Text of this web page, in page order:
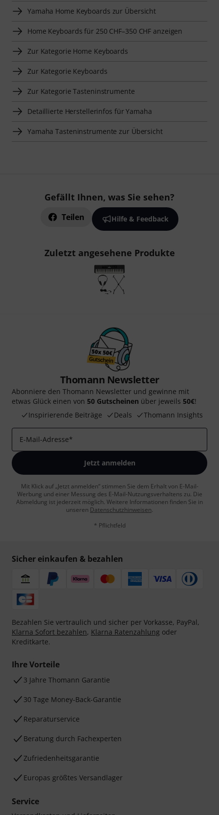
Yamaha Home Keyboards zur Übersicht
Home Keyboards für 250 CHF–350 CHF anzeigen
Zur Kategorie Home Keyboards
Zur Kategorie Keyboards
Zur Kategorie Tasteninstrumente
Detaillierte Herstellerinfos für Yamaha
Yamaha Tasteninstrumente zur Übersicht
Gefällt Ihnen, was Sie sehen?
Teilen Hilfe & Feedback
Zuletzt angesehene Produkte
Thomann Newsletter
Abonniere den Thomann Newsletter und gewinne mit
etwas Glück einen von 50 Gutscheinen über jeweils 50€!
Inspirierende Beiträge
Deals Thomann Insights
E-Mail-Adresse*
Jetzt anmelden
Mit Klick auf „Jetzt anmelden“ stimmen Sie dem Erhalt von E-Mail-
Werbung und einer Messung des E-Mail-Nutzungsverhaltens zu. Die
Abmeldung ist jederzeit möglich. Weitere Informationen finden Sie in
unseren Datenschutzhinweisen.
* Pflichtfeld
Sicher einkaufen & bezahlen
Bezahlen Sie vertraulich und sicher per Vorkasse, PayPal,
Klarna Sofort bezahlen, Klarna Ratenzahlung oder
Kreditkarte.
Ihre Vorteile
3 Jahre Thomann Garantie
30 Tage Money-Back-Garantie
Reparaturservice
Beratung durch Fachexperten
Zufriedenheitsgarantie
Europas größtes Versandlager
Service